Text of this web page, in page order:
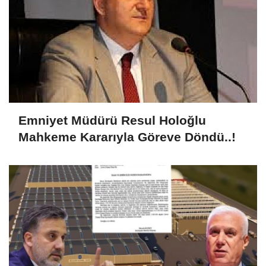
Emniyet Müdürü Resul Holoğlu
Mahkeme Kararıyla Göreve Döndü..!